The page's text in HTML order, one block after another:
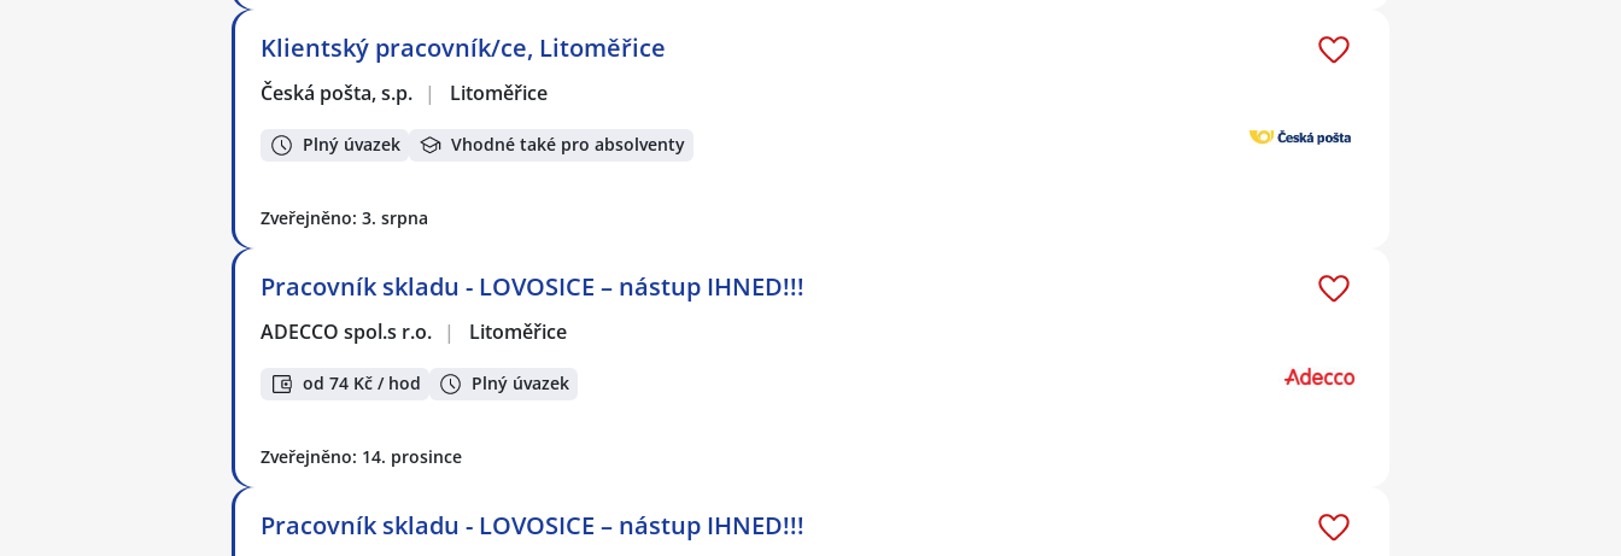
Klientský pracovník/ce, Litoměřice
Česká pošta, s.p. | Litoměřice
Plný úvazek Vhodné také pro absolventy
Zveřejněno: 3. srpna
Pracovník skladu - LOVOSICE – nástup IHNED!!!
ADECCO spol.s r.o. | Litoměřice
od 74 Kč / hod Plný úvazek
Zveřejněno: 14. prosince
Pracovník skladu - LOVOSICE – nástup IHNED!!!